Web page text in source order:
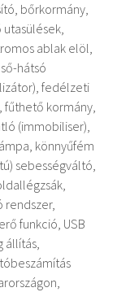
bőrkormány,
ablak elöl,
hátsó
fedélzeti
kormány,
(immobiliser),
könnyűfém
sebességváltó,
funkció, USB
állítás,